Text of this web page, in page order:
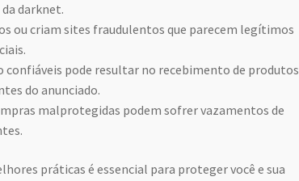
darknet.
ou criam sites fraudulentos que parecem legítimos
confiáveis pode resultar no recebimento de produtos
do anunciado.
malprotegidas podem sofrer vazamentos de
práticas é essencial para proteger você e sua